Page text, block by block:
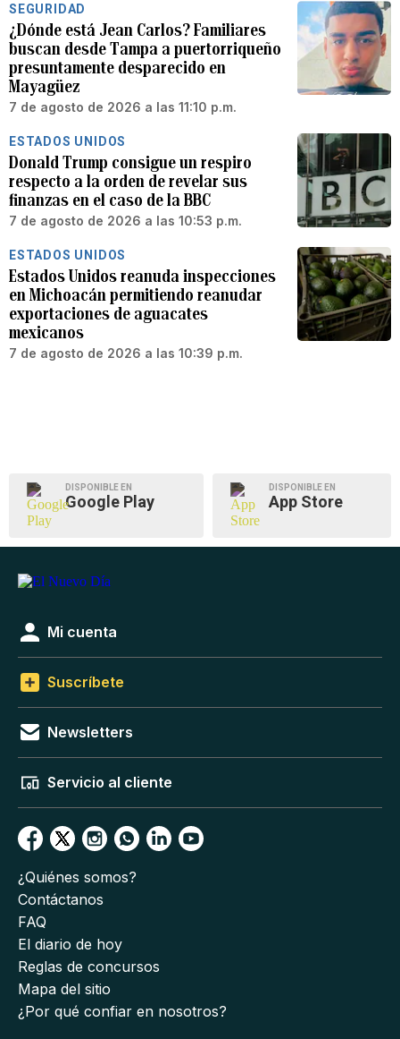
SEGURIDAD
¿Dónde está Jean Carlos? Familiares
buscan desde Tampa a puertorriqueño
presuntamente desparecido en
Mayagüez
7 de agosto de 2026 a las 11:10 p.m.
ESTADOS UNIDOS
Donald Trump consigue un respiro
respecto a la orden de revelar sus
finanzas en el caso de la BBC
7 de agosto de 2026 a las 10:53 p.m.
ESTADOS UNIDOS
Estados Unidos reanuda inspecciones
en Michoacán permitiendo reanudar
exportaciones de aguacates
mexicanos
7 de agosto de 2026 a las 10:39 p.m.
DISPONIBLE EN
Google Play
DISPONIBLE EN
App Store
Mi cuenta
Suscríbete
Newsletters
Servicio al cliente
¿Quiénes somos?
Contáctanos
FAQ
El diario de hoy
Reglas de concursos
Mapa del sitio
¿Por qué confiar en nosotros?